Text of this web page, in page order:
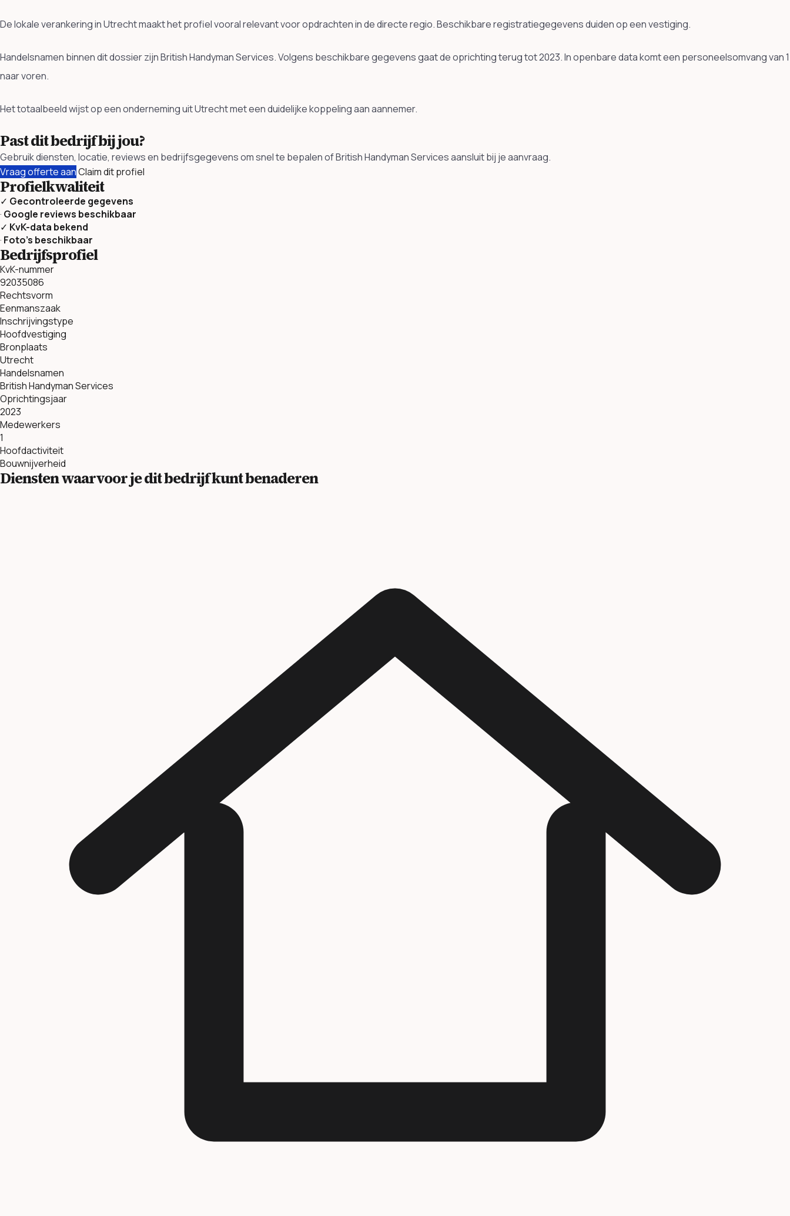
De lokale verankering in Utrecht maakt het profiel vooral relevant voor opdrachten in de directe regio. Beschikbare registratiegegevens duiden op een vestiging.
Handelsnamen binnen dit dossier zijn British Handyman Services. Volgens beschikbare gegevens gaat de oprichting terug tot 2023. In openbare data komt een personeelsomvang van 1
naar voren.
Het totaalbeeld wijst op een onderneming uit Utrecht met een duidelijke koppeling aan aannemer.
Past dit bedrijf bij jou?
Gebruik diensten, locatie, reviews en bedrijfsgegevens om snel te bepalen of British Handyman Services aansluit bij je aanvraag.
Vraag offerte aanClaim dit profiel
Profielkwaliteit
✓ Gecontroleerde gegevens
· Google reviews beschikbaar
✓ KvK-data bekend
· Foto’s beschikbaar
Bedrijfsprofiel
KvK-nummer
92035086
Rechtsvorm
Eenmanszaak
Inschrijvingstype
Hoofdvestiging
Bronplaats
Utrecht
Handelsnamen
British Handyman Services
Oprichtingsjaar
2023
Medewerkers
1
Hoofdactiviteit
Bouwnijverheid
Diensten waarvoor je dit bedrijf kunt benaderen